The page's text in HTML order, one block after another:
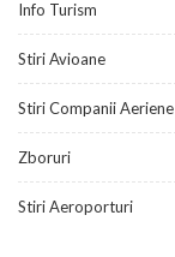
Info Turism
Stiri Avioane
Stiri Companii Aeriene
Zboruri
Stiri Aeroporturi